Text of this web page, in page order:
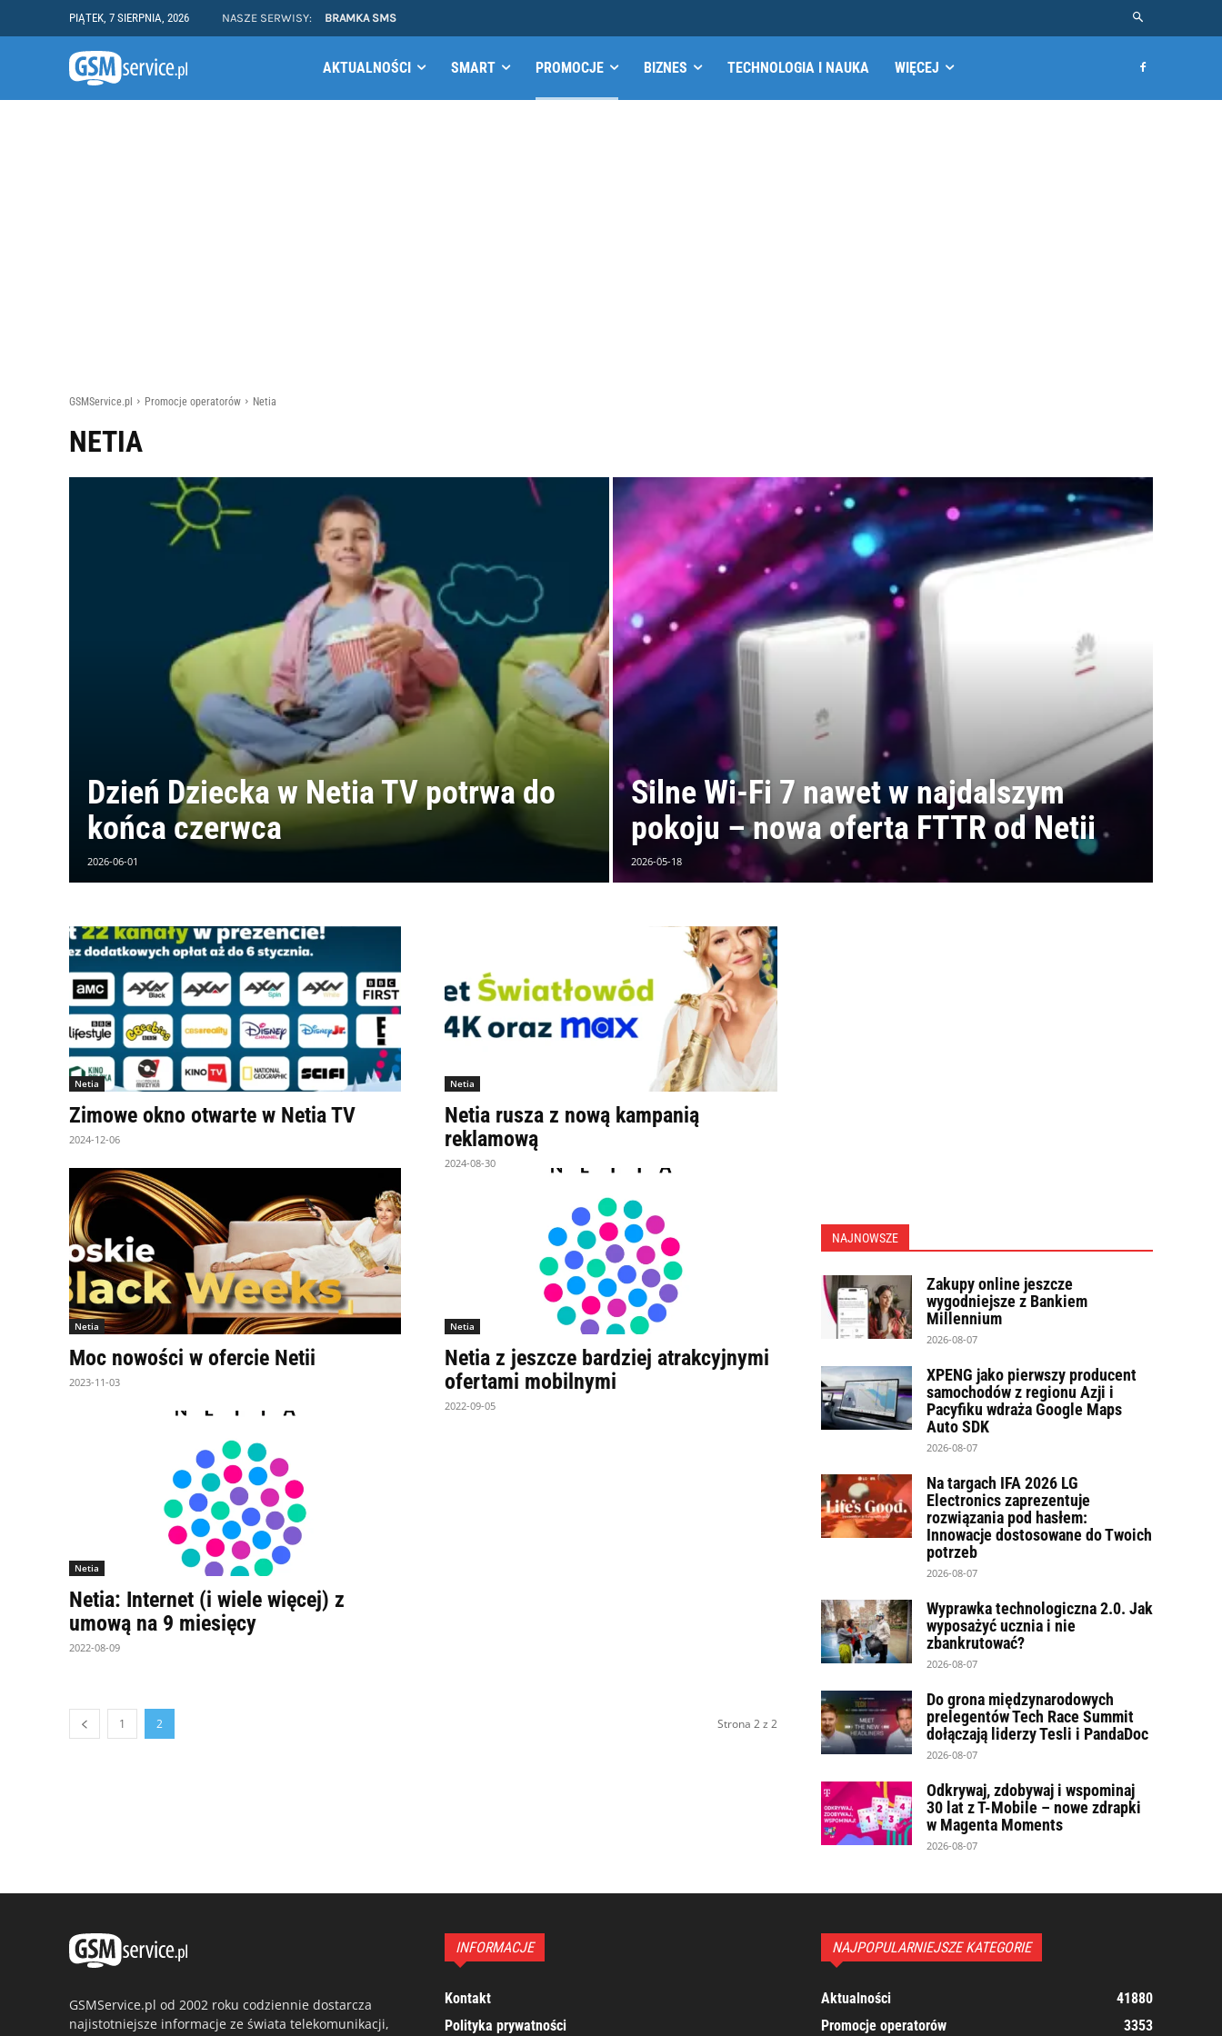
PIĄTEK, 7 SIERPNIA, 2026 NASZE SERWISY: BRAMKA SMS
AKTUALNOŚCI SMART PROMOCJE BIZNES TECHNOLOGIA I NAUKA WIĘCEJ
GSMService.pl Promocje operatorów Netia
NETIA
Dzień Dziecka w Netia TV potrwa do
końca czerwca
2026-06-01
Silne Wi-Fi 7 nawet w najdalszym
pokoju – nowa oferta FTTR od Netii
2026-05-18
Netia
Zimowe okno otwarte w Netia TV
2024-12-06
Netia
Netia rusza z nową kampanią
reklamową
2024-08-30
Netia
Moc nowości w ofercie Netii
2023-11-03
Netia
Netia z jeszcze bardziej atrakcyjnymi
ofertami mobilnymi
2022-09-05
Netia
Netia: Internet (i wiele więcej) z
umową na 9 miesięcy
2022-08-09
1 2 Strona 2 z 2
NAJNOWSZE
Zakupy online jeszcze
wygodniejsze z Bankiem
Millennium
2026-08-07
XPENG jako pierwszy producent
samochodów z regionu Azji i
Pacyfiku wdraża Google Maps
Auto SDK
2026-08-07
Na targach IFA 2026 LG
Electronics zaprezentuje
rozwiązania pod hasłem:
Innowacje dostosowane do Twoich
potrzeb
2026-08-07
Wyprawka technologiczna 2.0. Jak
wyposażyć ucznia i nie
zbankrutować?
2026-08-07
Do grona międzynarodowych
prelegentów Tech Race Summit
dołączają liderzy Tesli i PandaDoc
2026-08-07
Odkrywaj, zdobywaj i wspominaj
30 lat z T-Mobile – nowe zdrapki
w Magenta Moments
2026-08-07
GSMService.pl od 2002 roku codziennie dostarcza
najistotniejsze informacje ze świata telekomunikacji,
INFORMACJE
Kontakt
Polityka prywatności
NAJPOPULARNIEJSZE KATEGORIE
Aktualności
41880
Promocje operatorów
3353